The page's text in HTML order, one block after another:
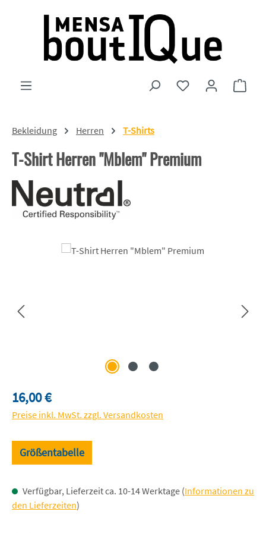
Zum Hauptinhalt springen
Du hast 0
Bekleidung Herren T-Shirts
T-Shirt Herren "Mblem" Premium
Bildergalerie überspringen
Regulärer Preis:
16,00 €
Preise inkl. MwSt. zzgl. Versandkosten
Größentabelle
Verfügbar, Lieferzeit ca. 10-14 Werktage (Informationen zu
den Lieferzeiten)